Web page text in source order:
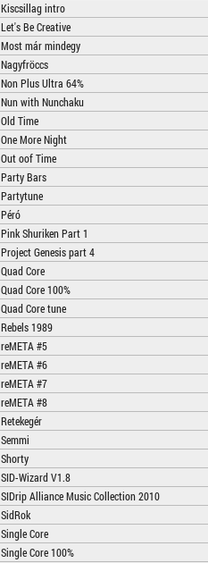
Kiscsillag intro
Let's Be Creative
Most már mindegy
Nagyfröccs
Non Plus Ultra 64%
Nun with Nunchaku
Old Time
One More Night
Out oof Time
Party Bars
Partytune
Péró
Pink Shuriken Part 1
Project Genesis part 4
Quad Core
Quad Core 100%
Quad Core tune
Rebels 1989
reMETA #5
reMETA #6
reMETA #7
reMETA #8
Retekegér
Semmi
Shorty
SID-Wizard V1.8
SIDrip Alliance Music Collection 2010
SidRok
Single Core
Single Core 100%